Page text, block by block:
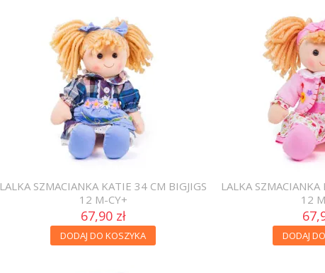
LALKA SZMACIANKA KATIE 34 CM BIGJIGS
12 M-CY+
67,90 zł
DODAJ DO KOSZYKA
LALKA
12
DODAJ